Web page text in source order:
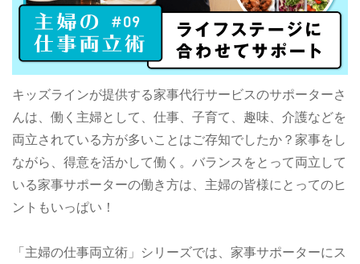
キッズラインが提供する家事代行サービスのサポーターさ
んは、働く主婦として、仕事、子育て、趣味、介護などを
両立されている方が多いことはご存知でしたか？家事をし
ながら、得意を活かして働く。バランスをとって両立して
いる家事サポーターの働き方は、主婦の皆様にとってのヒ
ントもいっぱい！
「主婦の仕事両立術」シリーズでは、家事サポーターにス